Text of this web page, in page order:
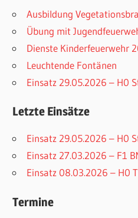
Ausbildung
Übung mit
Dienste Kinderfeuerwehr
Leuchtende Fontänen
Einsatz 29.05.2026 – H0
Letzte Einsätze
Einsatz 29.05.2026 – H0
Einsatz 27.03.2026 – F1
Einsatz 08.03.2026 – H0
Termine